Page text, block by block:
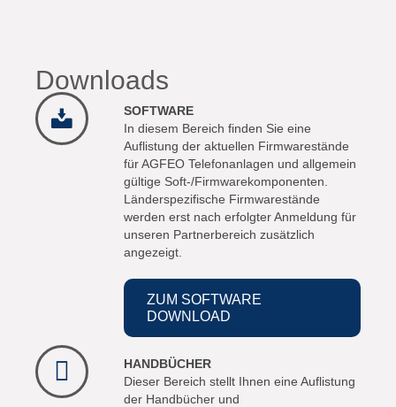
Downloads
SOFTWARE
In diesem Bereich finden Sie eine
Auflistung der aktuellen Firmwarestände
für AGFEO Telefonanlagen und allgemein
gültige Soft-/Firmwarekomponenten.
Länderspezifische Firmwarestände
werden erst nach erfolgter Anmeldung für
unseren Partnerbereich zusätzlich
angezeigt.
ZUM SOFTWARE
DOWNLOAD
HANDBÜCHER
Dieser Bereich stellt Ihnen eine Auflistung
der Handbücher und